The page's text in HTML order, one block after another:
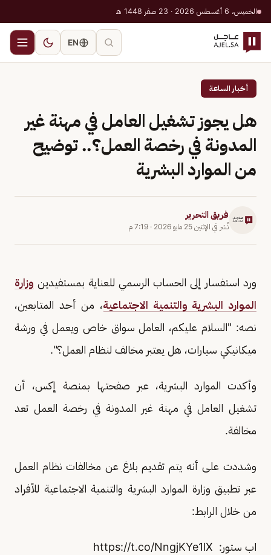
الخميس، 6 أغسطس 2026 · 23 صفر 1448 هـ
EN
أخبار الساعة
هل يجوز تشغيل العامل في مهنة غير
المدونة في رخصة العمل؟.. توضيح
من الموارد البشرية
فريق التحرير
نُشر في الإثنين 25 مايو 2026 · 7:19 م
ورد استفسار إلى الحساب الرسمي للعناية بمستفيدين وزارة
الموارد البشرية والتنمية الاجتماعية، من أحد المتابعين،
نصه: "السلام عليكم، العامل سواق خاص ويعمل في ورشة
ميكانيكي سيارات، هل يعتبر مخالف لنظام العمل؟".
وأكدت الموارد البشرية، عبر صفحتها بمنصة إكس، أن
تشغيل العامل في مهنة غير المدونة في رخصة العمل تعد
مخالفة.
وشددت على أنه يتم تقديم بلاغ عن مخالفات نظام العمل
عبر تطبيق وزارة الموارد البشرية والتنمية الاجتماعية للأفراد
من خلال الرابط:
اب ستور: https://t.co/NngjKYe1lX